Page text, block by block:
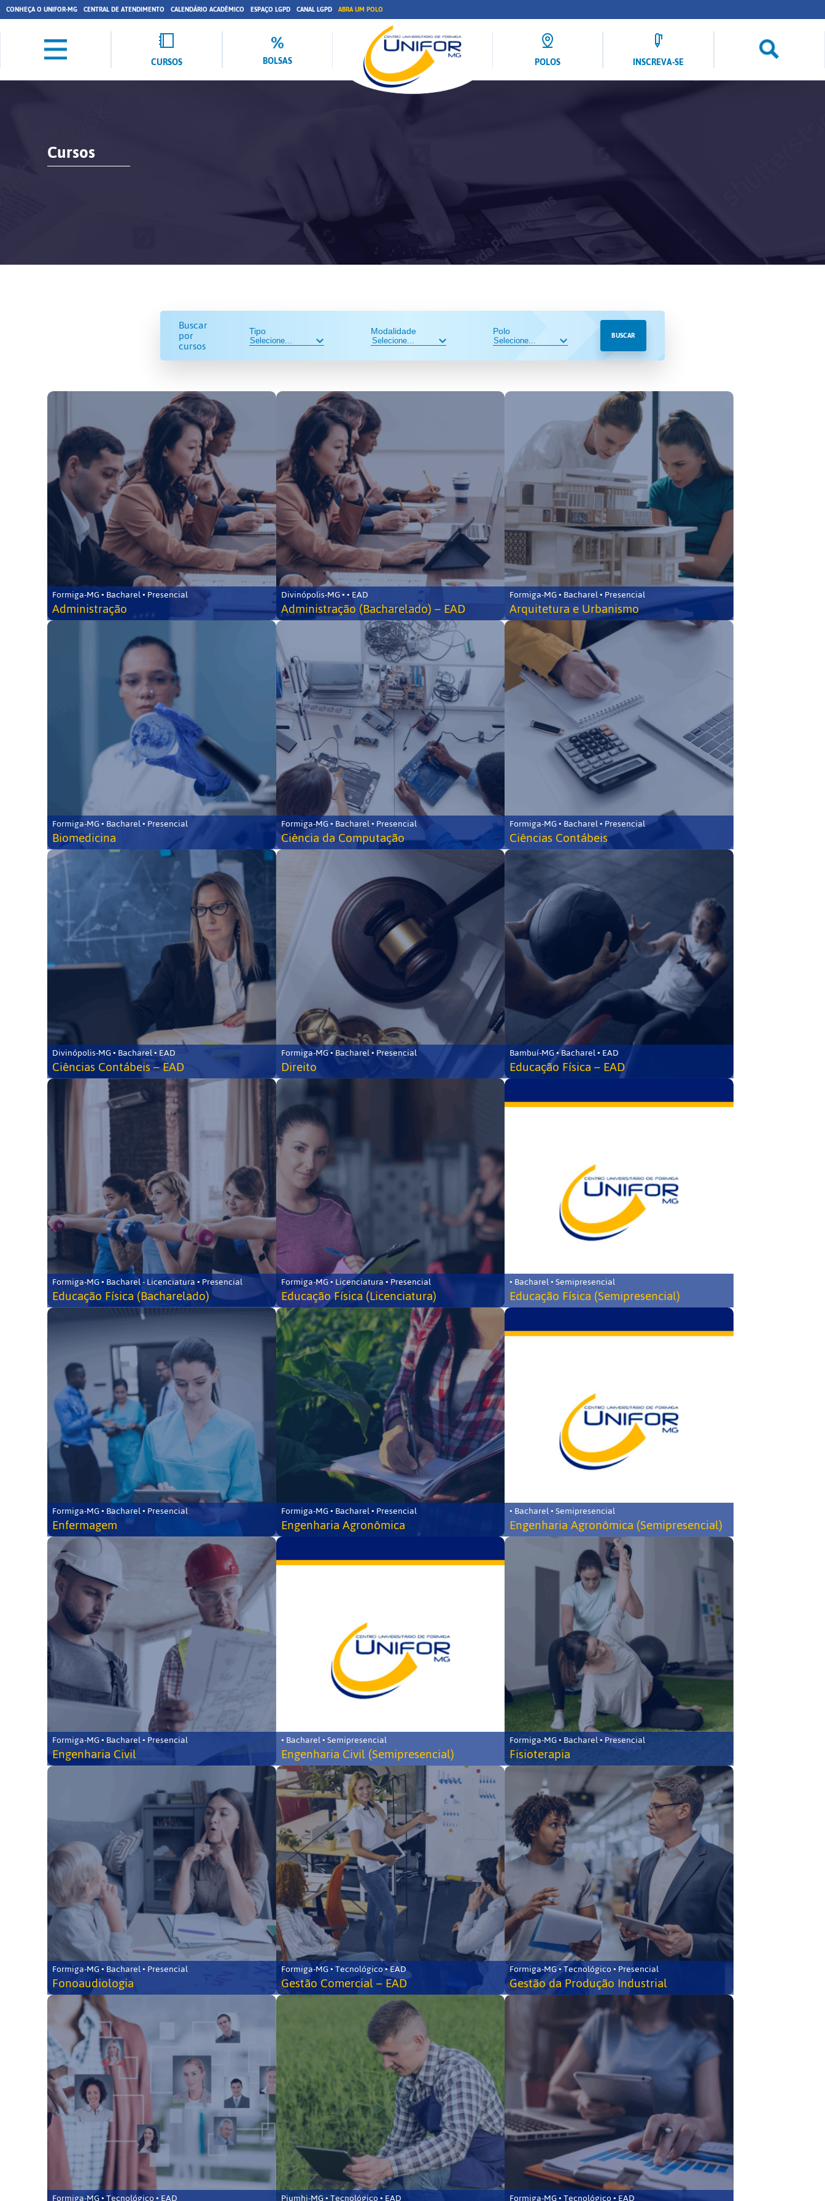
CONHEÇA O UNIFOR-MG CENTRAL DE ATENDIMENTO CALENDÁRIO ACADÊMICO ESPAÇO LGPD CANAL LGPD ABRA UM POLO
CURSOS BOLSAS POLOS INSCREVA-SE
Cursos
Buscar
por
cursos
Tipo Modalidade Polo BUSCAR
Formiga-MG • Bacharel • Presencial
Administração
Divinópolis-MG • • EAD
Administração (Bacharelado) – EAD
Formiga-MG • Bacharel • Presencial
Arquitetura e Urbanismo
Formiga-MG • Bacharel • Presencial
Biomedicina
Formiga-MG • Bacharel • Presencial
Ciência da Computação
Formiga-MG • Bacharel • Presencial
Ciências Contábeis
Divinópolis-MG • Bacharel • EAD
Ciências Contábeis – EAD
Formiga-MG • Bacharel • Presencial
Direito
Bambuí-MG • Bacharel • EAD
Educação Física – EAD
Formiga-MG • Bacharel - Licenciatura • Presencial
Educação Física (Bacharelado)
Formiga-MG • Licenciatura • Presencial
Educação Física (Licenciatura)
• Bacharel • Semipresencial
Educação Física (Semipresencial)
Formiga-MG • Bacharel • Presencial
Enfermagem
Formiga-MG • Bacharel • Presencial
Engenharia Agronômica
• Bacharel • Semipresencial
Engenharia Agronômica (Semipresencial)
Formiga-MG • Bacharel • Presencial
Engenharia Civil
• Bacharel • Semipresencial
Engenharia Civil (Semipresencial)
Formiga-MG • Bacharel • Presencial
Fisioterapia
Formiga-MG • Bacharel • Presencial
Fonoaudiologia
Formiga-MG • Tecnológico • EAD
Gestão Comercial – EAD
Formiga-MG • Tecnológico • Presencial
Gestão da Produção Industrial